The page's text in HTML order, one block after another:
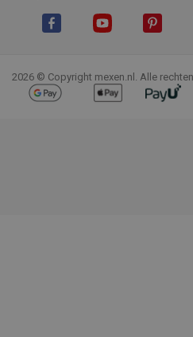
2026 © Copyright mexen.nl. Alle